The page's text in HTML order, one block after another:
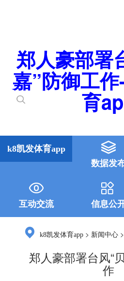
郑人豪部署
嘉”防御工
育
k8凯发体育app
数据发
互动交流 信息公
k8凯发体育app > 新闻中心
郑人豪部署台风“
作